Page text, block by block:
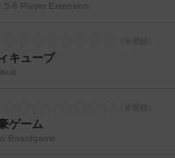
5-6 Player Extension
キューブ
ゲーム
Boardgame